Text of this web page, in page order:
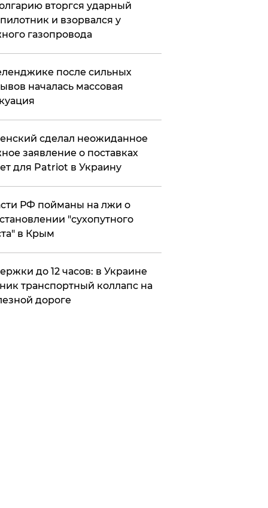
вторгся ударный
и взорвался у
газопровода
после сильных
началась массовая
сделал неожиданное
заявление о поставках
для Patriot в Украину
РФ пойманы на лжи о
"сухопутного
в Крым
до 12 часов: в Украине
транспортный коллапс на
дороге